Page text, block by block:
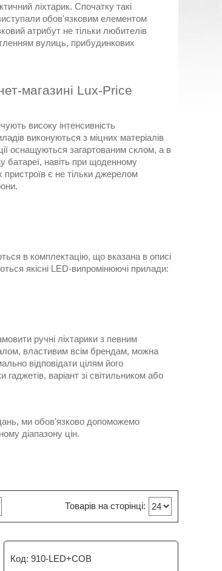
ліхтарик. Спочатку такі
обов'язковим елементом
атрибут не тільки любителів
вулиць, прибудинкових
магазині Lux-Price
високу інтенсивність
виконуються з міцних матеріалів
оснащуються загартованим склом, а в
батареї, навіть при щоденному
пристроїв є не тільки джерелом
в комплектацію, що вказана в описі
якісні LED-випромінюючі прилади:
ручні ліхтарики з певним
властивим всім брендам, можна
відповідати цілям його
варіант зі світильником або
ми обов'язково допоможемо
діапазону цін.
910-LED+COB